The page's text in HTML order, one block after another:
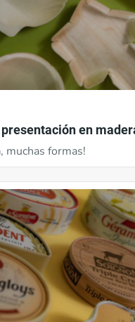
en
muchas formas!